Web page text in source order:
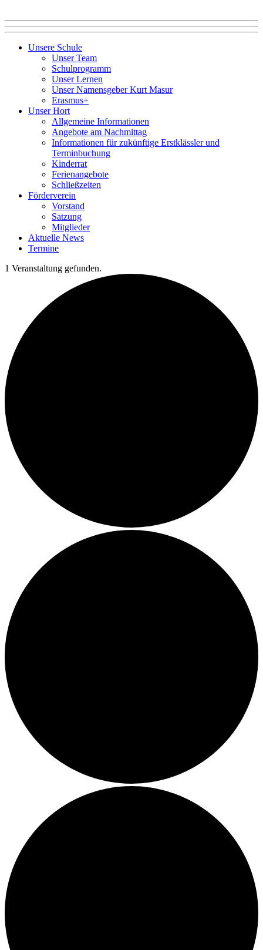
Unsere Schule
Unser Team
Schulprogramm
Unser Lernen
Unser Namensgeber Kurt Masur
Erasmus+
Unser Hort
Allgemeine Informationen
Angebote am Nachmittag
Informationen für zukünftige Erstklässler und
Terminbuchung
Kinderrat
Ferienangebote
Schließzeiten
Förderverein
Vorstand
Satzung
Mitglieder
Aktuelle News
Termine
1 Veranstaltung gefunden.